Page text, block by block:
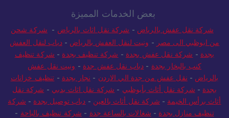
بعض الخدمات المميزة
شركة نقل عفش بالرياض - شركة نقل اثاث بالرياض - شركة شحن
من ابوظبي الى مصر - ونيت لنقل العفش بالرياض -دباب لنقل العفش
بجدة - شركة نقل عفش بجدة - شركة تنظيف بجدة - شركة تنظيف
كنب بالبخار بجدة - دباب نقل عفش جدة - ونيت نقل عفش
بالرياض - نقل عفش من جدة الي الاردن - نجار بجدة - تنظيف خزانات
بجدة - شركة نقل أثاث بأبوظبي - شركة نقل اثاث بدبي - شركة نقل
أثاث برأس الخيمة - شركة نقل أثاث بالعين - دباب توصيل بجدة - شركة
تنظيف منازل بجدة - شغالات بالساعة جدة - شركة تنظيف بالباحة -